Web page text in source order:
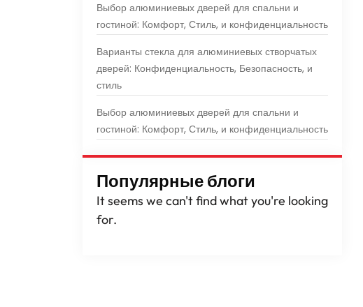
Выбор алюминиевых дверей для спальни и
гостиной: Комфорт, Стиль, и конфиденциальность
Варианты стекла для алюминиевых створчатых
дверей: Конфиденциальность, Безопасность, и
стиль
Выбор алюминиевых дверей для спальни и
гостиной: Комфорт, Стиль, и конфиденциальность
Популярные блоги
It seems we can't find what you're looking
for.